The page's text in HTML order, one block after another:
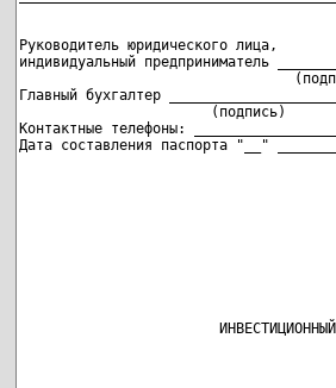
Руководитель юридического лица,
индивидуальный предприниматель
Главный бухгалтер
(подпись)
Контактные телефоны:
Дата составления паспорта "__"